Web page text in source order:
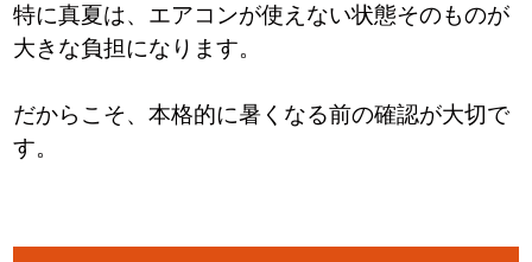
特に真夏は、エアコンが使えない状態そのものが
大きな負担になります。
だからこそ、本格的に暑くなる前の確認が大切で
す。